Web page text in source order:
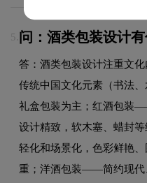
5. 问：酒类包装设计
答：酒类包装设计注重文
传统中国文化元素（书法
礼盒包装为主；红酒包装
设计精致，软木塞、蜡封
轻化和场景化，色彩鲜艳
重；洋酒包装——简约现代